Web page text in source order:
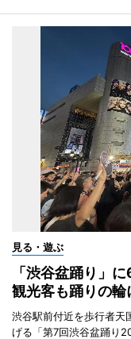
見る・遊ぶ
「渋谷盆踊り」
観光客も踊りの輪
渋谷駅前付近を歩行者天
げる「第7回渋谷盆踊り